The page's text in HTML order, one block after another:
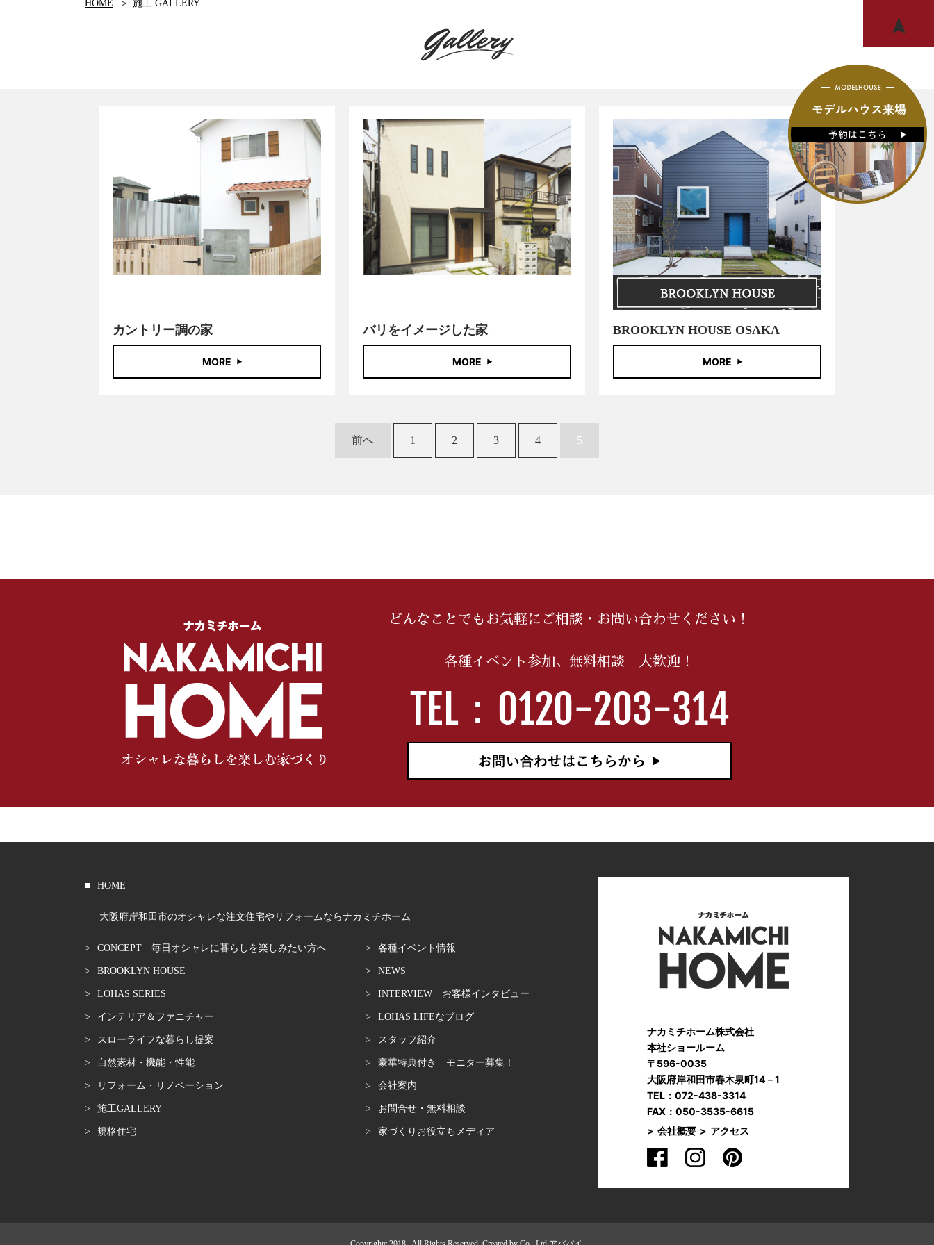
HOME 施工 GALLERY
カントリー調の家
MORE
バリをイメージした家
MORE
BROOKLYN HOUSE OSAKA
MORE
前へ 1 2 3 4 5
どんなことでもお気軽にご相談・ お問い合わせください！
各種イベント参加、無料相談 大歓迎！
HOME
大阪府岸和田市のオシャレな注文住宅やリフォームならナカミチホーム
CONCEPT 毎日オシャレに暮らしを楽しみたい方へ
BROOKLYN HOUSE
LOHAS SERIES
インテリア＆ファニチャー
スローライフな暮らし提案
自然素材・機能・性能
リフォーム・リノベーション
施工GALLERY
規格住宅
各種イベント情報
NEWS
INTERVIEW お客様インタビュー
LOHAS LIFEなブログ
スタッフ紹介
豪華特典付き モニター募集！
会社案内
お問合せ・無料相談
家づくりお役立ちメディア
ナカミチホーム株式会社
本社ショールーム
〒596-0035
大阪府岸和田市春木泉町14－1
TEL：072-438-3314
FAX：050-3535-6615
会社概要
アクセス